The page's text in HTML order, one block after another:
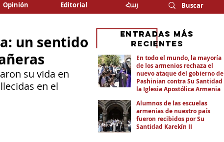
Opinión Editorial Հայ
un sentido
su vida en
en el
En todo el mundo, la mayoría
de los armenios rechaza el
nuevo ataque del gobierno de
Pashinian contra Su Santidad y
la Iglesia Apostólica Armenia
Alumnos de las escuelas
armenias de nuestro país
fueron recibidos por Su
Santidad Karekín II
eNTRADAS MÁS
RECIENTES